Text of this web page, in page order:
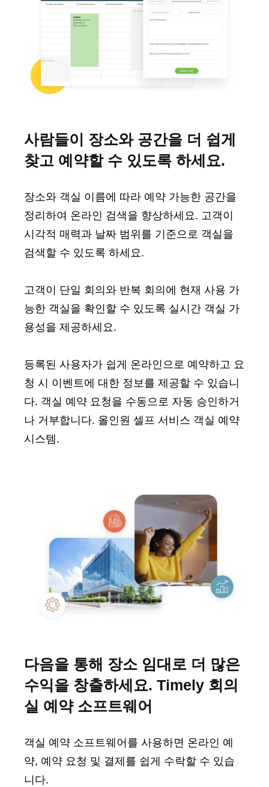
사람들이 장소와 공간을 더 쉽게
찾고 예약할 수 있도록 하세요.
장소와 객실 이름에 따라 예약 가능한 공간을
정리하여 온라인 검색을 향상하세요. 고객이
시각적 매력과 날짜 범위를 기준으로 객실을
검색할 수 있도록 하세요.
고객이 단일 회의와 반복 회의에 현재 사용 가
능한 객실을 확인할 수 있도록 실시간 객실 가
용성을 제공하세요.
등록된 사용자가 쉽게 온라인으로 예약하고 요
청 시 이벤트에 대한 정보를 제공할 수 있습니
다. 객실 예약 요청을 수동으로 자동 승인하거
나 거부합니다. 올인원 셀프 서비스 객실 예약
시스템.
다음을 통해 장소 임대로 더 많은
수익을 창출하세요. Timely 회의
실 예약 소프트웨어
객실 예약 소프트웨어를 사용하면 온라인 예
약, 예약 요청 및 결제를 쉽게 수락할 수 있습
니다.